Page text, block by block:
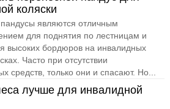
коляски
являются отличным
для поднятия по лестницам и
высоких бордюров на инвалидных
Часто при отсутствии
средств, только они и спасают. Но...
лучше для инвалидной